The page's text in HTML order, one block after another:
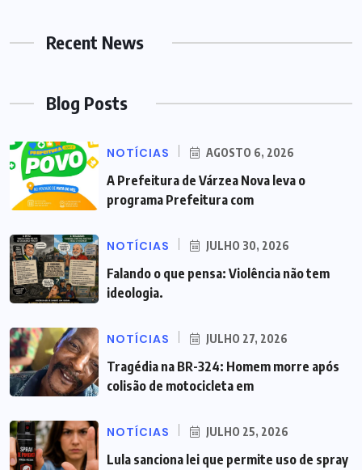
Recent News
Blog Posts
NOTÍCIAS AGOSTO 6, 2026
A Prefeitura de Várzea Nova leva o
programa Prefeitura com
NOTÍCIAS JULHO 30, 2026
Falando o que pensa: Violência não tem
ideologia.
NOTÍCIAS JULHO 27, 2026
Tragédia na BR-324: Homem morre após
colisão de motocicleta em
NOTÍCIAS JULHO 25, 2026
Lula sanciona lei que permite uso de spray